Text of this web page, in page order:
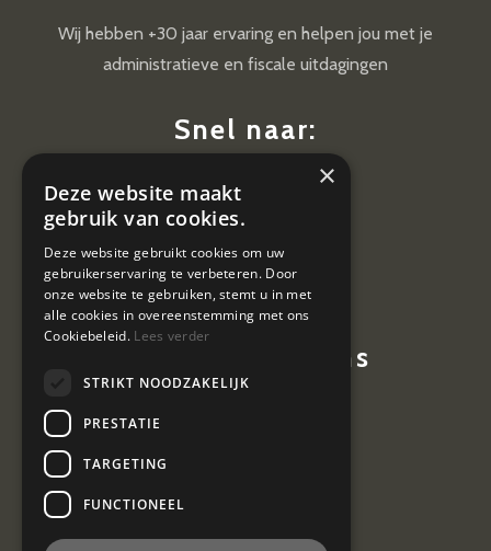
Wij hebben +30 jaar ervaring en helpen jou met je
administratieve en fiscale uitdagingen
Snel naar:
Diensten
Vacatures
Contactgegevens
×
Deze website maakt
gebruik van cookies.
Deze website gebruikt cookies om uw
gebruikerservaring te verbeteren. Door
onze website te gebruiken, stemt u in met
alle cookies in overeenstemming met ons
Cookiebeleid. Lees verder
STRIKT NOODZAKELIJK
PRESTATIE
TARGETING
FUNCTIONEEL